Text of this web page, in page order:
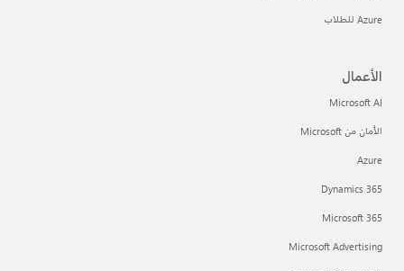
Azure للطلاب
الأعمال
Microsoft AI
الأمان من Microsoft
Azure
Dynamics 365
Microsoft 365
Microsoft Advertising